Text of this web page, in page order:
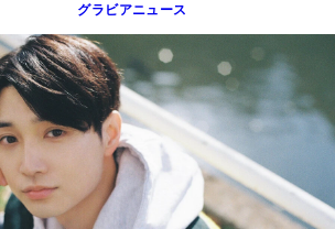
グラビアニュース